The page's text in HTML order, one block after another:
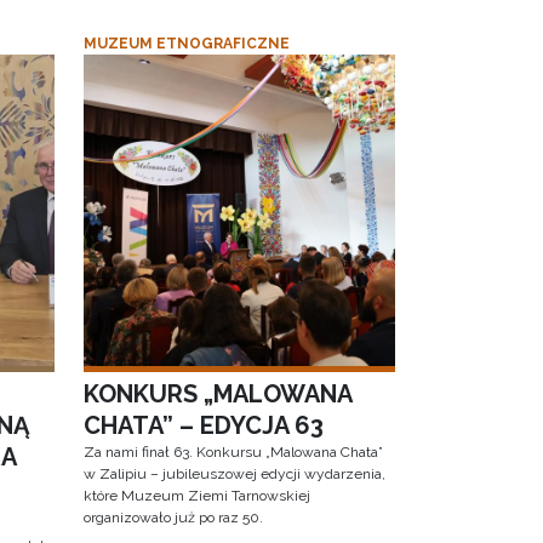
MUZEUM ETNOGRAFICZNE
KONKURS „MALOWANA
CHATA” – EDYCJA 63
Za nami finał 63. Konkursu „Malowana Chata”
w Zalipiu – jubileuszowej edycji wydarzenia,
które Muzeum Ziemi Tarnowskiej
organizowało już po raz 50.